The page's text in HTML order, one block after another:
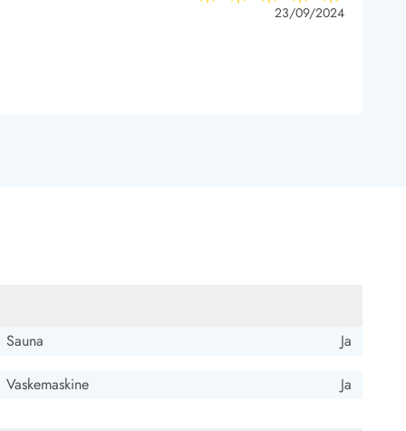
23/09/2024
Sauna Ja
Vaskemaskine Ja